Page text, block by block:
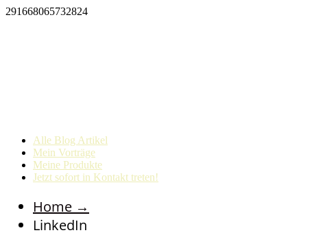
291668065732824
Alle Blog Artikel
Mein Vorträge
Meine Produkte
Jetzt sofort in Kontakt treten!
Home →
LinkedIn